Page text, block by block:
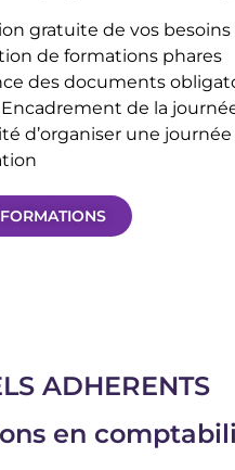
gratuite de vos besoins
de formations phares
des documents
Encadrement de la
d’organiser une
ADHERENTS
en